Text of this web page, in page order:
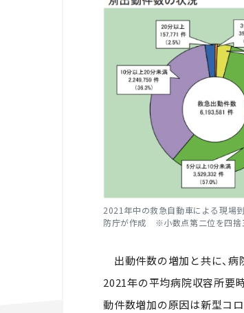
2021年中の救急自動車による現場到
防庁が作成 ※小数点第二位を四捨
出動件数の増加と共に、病
2021年の平均病院収容所要
動件数増加の原因は新型コ